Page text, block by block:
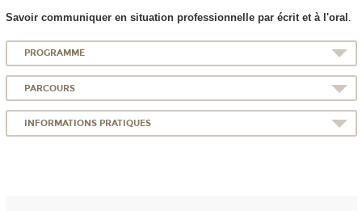
Savoir communiquer en situation professionnelle par écrit et à l'oral .
PROGRAMME
PARCOURS
INFORMATIONS PRATIQUES